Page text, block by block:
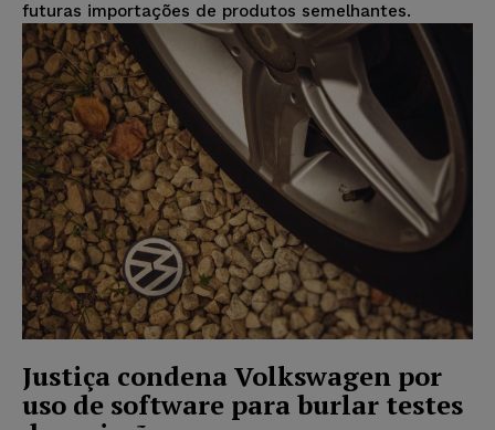
futuras importações de produtos semelhantes.
Justiça condena Volkswagen por
uso de software para burlar testes